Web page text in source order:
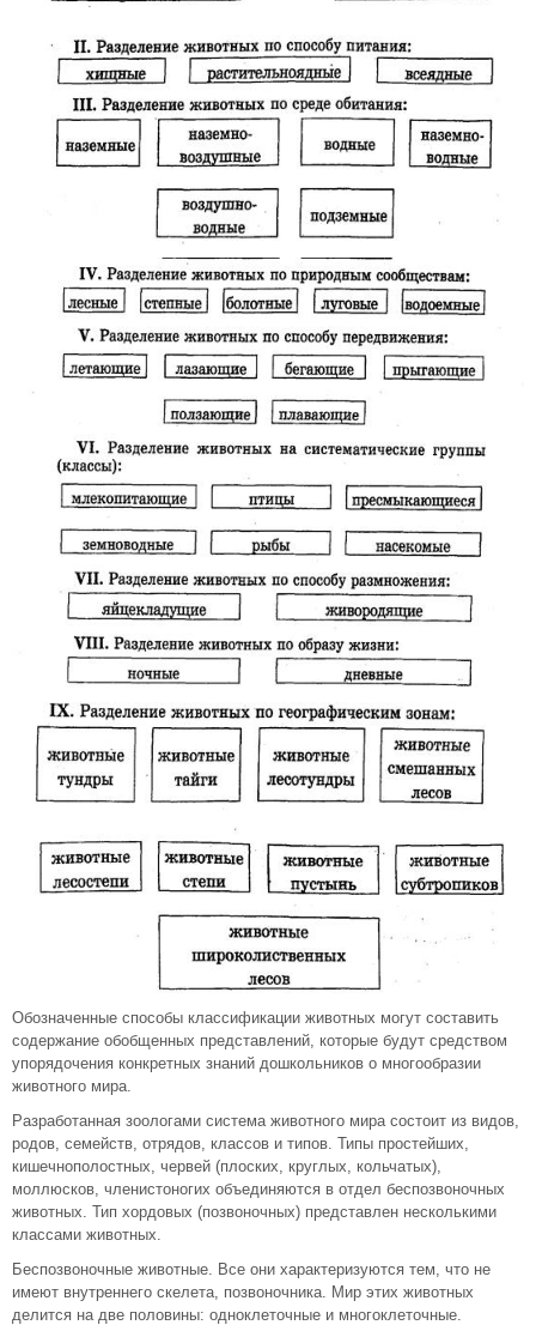
Обозначенные способы классификации животных могут составить
содержание обобщенных представлений, которые будут средством
упорядочения конкретных знаний дошкольников о многообразии
животного мира.
Разработанная зоологами система животного мира состоит из видов,
родов, семейств, отрядов, классов и типов. Типы простейших,
кишечнополостных, червей (плоских, круглых, кольчатых),
моллюсков, членистоногих объединяются в отдел беспозвоночных
животных. Тип хордовых (позвоночных) представлен несколькими
классами животных.
Беспозвоночные животные. Все они характеризуются тем, что не
имеют внутреннего скелета, позвоночника. Мир этих животных
делится на две половины: одноклеточные и многоклеточные.